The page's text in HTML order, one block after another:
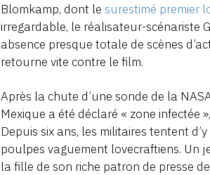
Blomkamp, dont lesurestimé premier
irregardable, le réalisateur-scénariste
absence presque totale de scènes
retourne vite contre le film.
Après la chute d’une sonde de la
Mexique a été déclaré « zone infectée
Depuis six ans, les militaires tentent
poulpes vaguement lovecraftiens. Un
la fille de son riche patron de presse